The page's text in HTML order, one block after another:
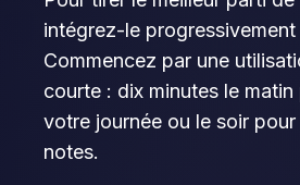
intégrez-le
Commencez par une
courte : dix minutes le
votre journée ou le soir
notes.